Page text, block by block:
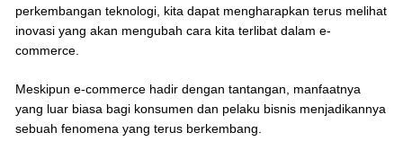
perkembangan teknologi, kita dapat mengharapkan terus melihat
inovasi yang akan mengubah cara kita terlibat dalam e-
commerce.
Meskipun e-commerce hadir dengan tantangan, manfaatnya
yang luar biasa bagi konsumen dan pelaku bisnis menjadikannya
sebuah fenomena yang terus berkembang.